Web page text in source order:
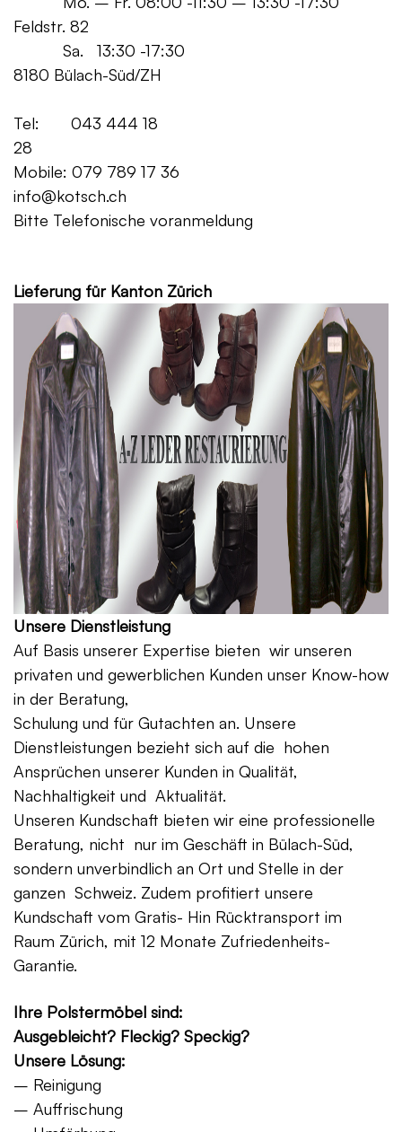
Feldstr. 82
Sa. 13:30 -17:30
8180 Bülach-Süd/ZH
Tel: 043 444 18
28
Mobile: 079 789 17 36
info@kotsch.ch
Bitte Telefonische voranmeldung
Lieferung für Kanton Zürich
Unsere Dienstleistung
Auf Basis unserer Expertise bieten wir unseren
privaten und gewerblichen Kunden unser Know-how
in der Beratung,
Schulung und für Gutachten an. Unsere
Dienstleistungen bezieht sich auf die hohen
Ansprüchen unserer Kunden in Qualität,
Nachhaltigkeit und Aktualität.
Unseren Kundschaft bieten wir eine professionelle
Beratung, nicht nur im Geschäft in Bülach-Süd,
sondern unverbindlich an Ort und Stelle in der
ganzen Schweiz. Zudem profitiert unsere
Kundschaft vom Gratis- Hin Rücktransport im
Raum Zürich, mit 12 Monate Zufriedenheits-
Garantie.
Ihre Polstermöbel sind:
Ausgebleicht? Fleckig? Speckig?
Unsere Lösung:
– Reinigung
– Auffrischung